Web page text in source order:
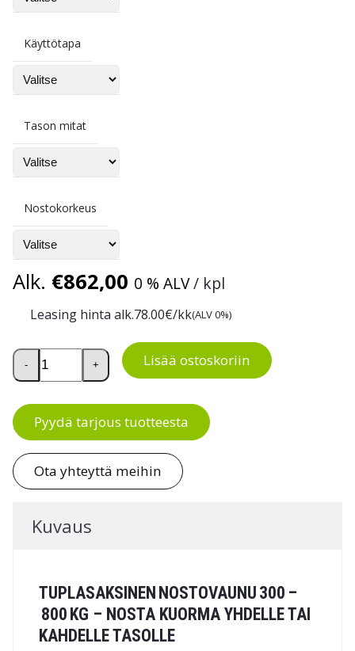
Käyttötapa
Tason mitat
Nostokorkeus
Alk. €862,00 0 % ALV/ kpl
Leasing hinta alk.78.00€/kk(ALV 0%)
Nostovaunu, tuplasaksinen 300-800kg määrä
- + Lisää ostoskoriin
Pyydä tarjous tuotteesta
Ota yhteyttä meihin
Kuvaus
TUPLASAKSINEN NOSTOVAUNU 300 –
800 KG – NOSTA KUORMA YHDELLE TAI
KAHDELLE TASOLLE